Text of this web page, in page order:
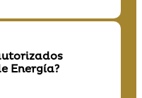
Energía?